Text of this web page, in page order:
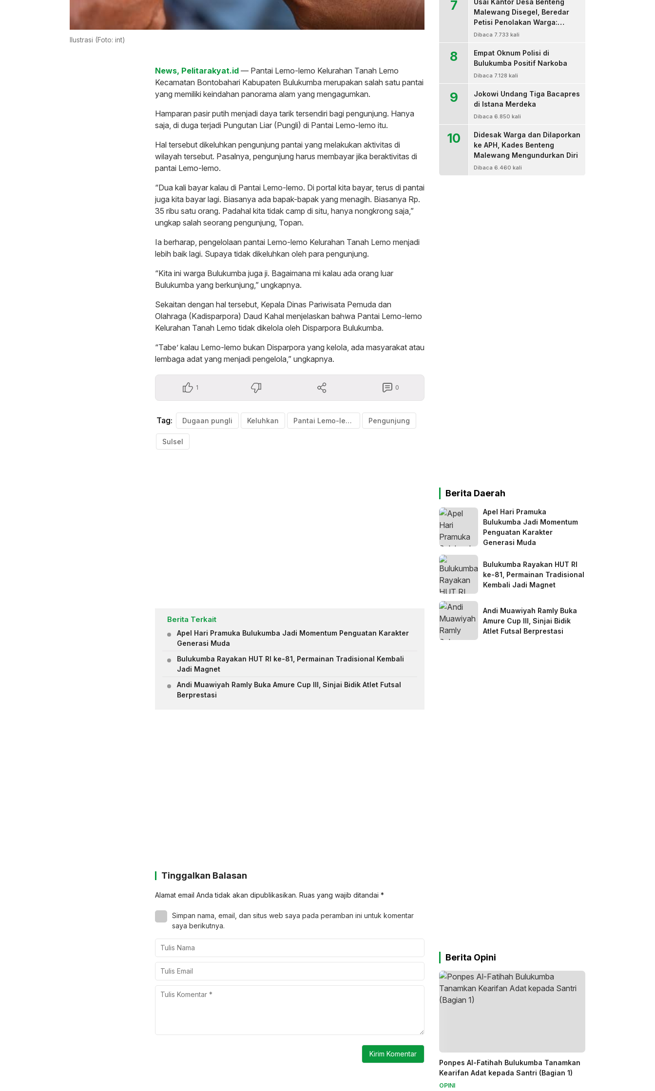
Ilustrasi (Foto: int)
News, Pelitarakyat.id — Pantai Lemo-lemo Kelurahan Tanah Lemo
Kecamatan Bontobahari Kabupaten Bulukumba merupakan salah satu pantai
yang memiliki keindahan panorama alam yang mengagumkan.
Hamparan pasir putih menjadi daya tarik tersendiri bagi pengunjung. Hanya
saja, di duga terjadi Pungutan Liar (Pungli) di Pantai Lemo-lemo itu.
Hal tersebut dikeluhkan pengunjung pantai yang melakukan aktivitas di
wilayah tersebut. Pasalnya, pengunjung harus membayar jika beraktivitas di
pantai Lemo-lemo.
“Dua kali bayar kalau di Pantai Lemo-lemo. Di portal kita bayar, terus di pantai
juga kita bayar lagi. Biasanya ada bapak-bapak yang menagih. Biasanya Rp.
35 ribu satu orang. Padahal kita tidak camp di situ, hanya nongkrong saja,”
ungkap salah seorang pengunjung, Topan.
Ia berharap, pengelolaan pantai Lemo-lemo Kelurahan Tanah Lemo menjadi
lebih baik lagi. Supaya tidak dikeluhkan oleh para pengunjung.
“Kita ini warga Bulukumba juga ji. Bagaimana mi kalau ada orang luar
Bulukumba yang berkunjung,” ungkapnya.
Sekaitan dengan hal tersebut, Kepala Dinas Pariwisata Pemuda dan
Olahraga (Kadisparpora) Daud Kahal menjelaskan bahwa Pantai Lemo-lemo
Kelurahan Tanah Lemo tidak dikelola oleh Disparpora Bulukumba.
“Tabe’ kalau Lemo-lemo bukan Disparpora yang kelola, ada masyarakat atau
lembaga adat yang menjadi pengelola,” ungkapnya.
1 0
Tag: Dugaan pungli Keluhkan Pantai Lemo-lemo Pengunjung
Sulsel
Berita Terkait
Apel Hari Pramuka Bulukumba Jadi Momentum Penguatan Karakter
Generasi Muda
Bulukumba Rayakan HUT RI ke-81, Permainan Tradisional Kembali
Jadi Magnet
Andi Muawiyah Ramly Buka Amure Cup III, Sinjai Bidik Atlet Futsal
Berprestasi
Tinggalkan Balasan
Alamat email Anda tidak akan dipublikasikan. Ruas yang wajib ditandai *
Simpan nama, email, dan situs web saya pada peramban ini untuk komentar
saya berikutnya.
7
Usai Kantor Desa Benteng
Malewang Disegel, Beredar
Petisi Penolakan Warga:
Sekretaris Hingga BPD Turut
Dibaca 7.733 kali
8
Empat Oknum Polisi di
Bulukumba Positif Narkoba
Dibaca 7.128 kali
9
Jokowi Undang Tiga Bacapres
di Istana Merdeka
Dibaca 6.850 kali
10
Didesak Warga dan Dilaporkan
ke APH, Kades Benteng
Malewang Mengundurkan Diri
Dibaca 6.460 kali
Berita Daerah
Apel Hari Pramuka
Bulukumba Jadi Momentum
Penguatan Karakter
Generasi Muda
Bulukumba Rayakan HUT RI
ke-81, Permainan Tradisional
Kembali Jadi Magnet
Andi Muawiyah Ramly Buka
Amure Cup III, Sinjai Bidik
Atlet Futsal Berprestasi
Berita Opini
Ponpes Al-Fatihah Bulukumba Tanamkan
Kearifan Adat kepada Santri (Bagian 1)
OPINI